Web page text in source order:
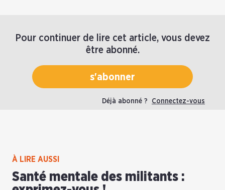
Pour continuer de lire cet article, vous devez
être abonné.
s'abonner
Déjà abonné ? Connectez-vous
À LIRE AUSSI
Santé mentale des militants :